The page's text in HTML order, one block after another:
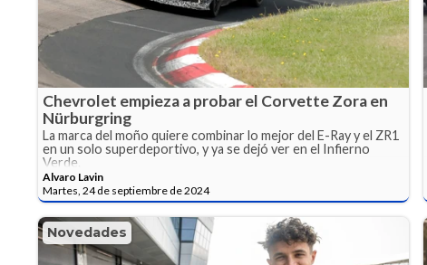
Chevrolet empieza a probar el Corvette Zora en
Nürburgring
La marca del moño quiere combinar lo mejor del E-Ray y el ZR1
en un solo superdeportivo, y ya se dejó ver en el Infierno
Verde.
Alvaro Lavin
Martes, 24 de septiembre de 2024
Novedades